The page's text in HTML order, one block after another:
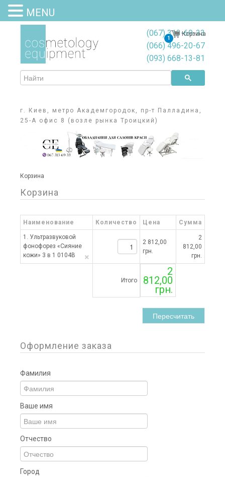
Корзина
1
г. Киев, метро Академгородок, пр-т Палладина,
25-А офис 8 (возле рынка Троицкий)
(067) 313-69-33
(066) 496-20-67
(093) 668-13-81
Корзина
Корзина
Наименование Количество Цена Сумма
1. Ультразвуковой
фонофорез «Сияние
кожи» 3 в 1 0104B
×
2 812,00
грн.
2
812,00
грн.
Итого
2
812,00
грн.
Пересчитать
Оформление заказа
Фамилия
Ваше имя
Отчество
Город
MENU